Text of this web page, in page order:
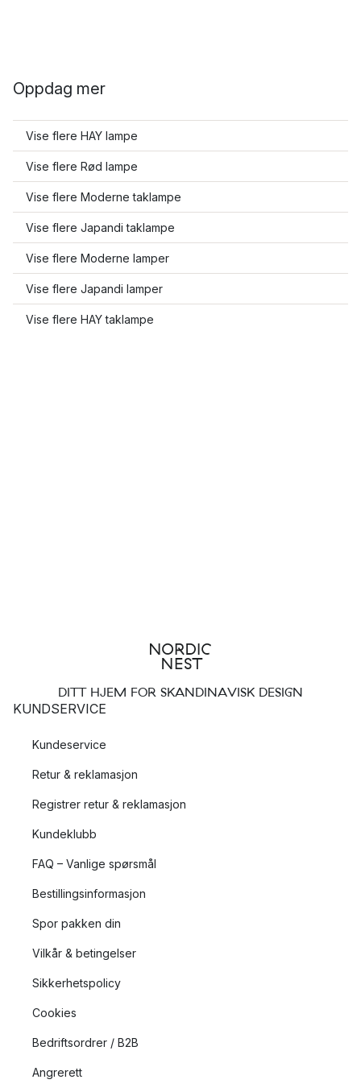
Oppdag mer
Vise flere HAY lampe
Vise flere Rød lampe
Vise flere Moderne taklampe
Vise flere Japandi taklampe
Vise flere Moderne lamper
Vise flere Japandi lamper
Vise flere HAY taklampe
DITT HJEM FOR SKANDINAVISK DESIGN
KUNDSERVICE
Kundeservice
Retur & reklamasjon
Registrer retur & reklamasjon
Kundeklubb
FAQ – Vanlige spørsmål
Bestillingsinformasjon
Spor pakken din
Vilkår & betingelser
Sikkerhetspolicy
Cookies
Bedriftsordrer / B2B
Angrerett